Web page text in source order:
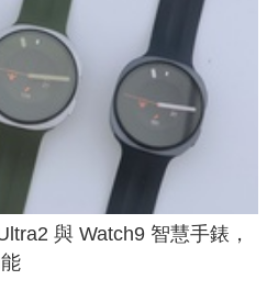
與 Watch9 智慧手錶，